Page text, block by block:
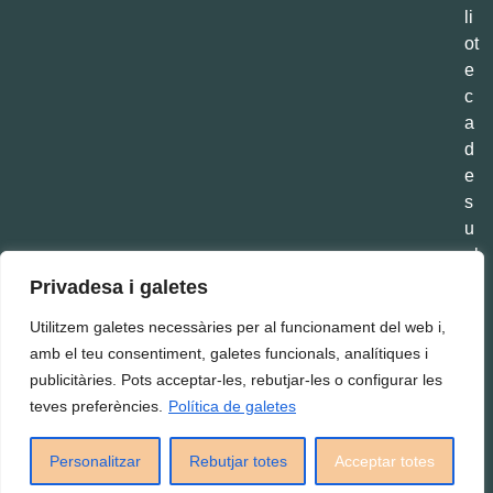
Privadesa i galetes
Utilitzem galetes necessàries per al funcionament del web i,
amb el teu consentiment, galetes funcionals, analítiques i
publicitàries. Pots acceptar-les, rebutjar-les o configurar les
teves preferències.
Política de galetes
Personalitzar Rebutjar totes Acceptar totes
li
ot
e
c
a
d
e
s
u
pl
Centre Mèdic Dr. Aldosa© 2026 - Tots els drets reservats